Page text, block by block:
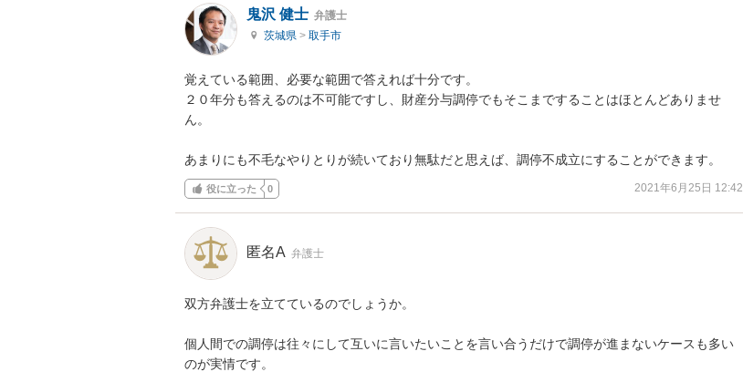
鬼沢 健士 弁護士
茨城県 > 取手市
覚えている範囲、必要な範囲で答えれば十分です。
２０年分も答えるのは不可能ですし、財産分与調停でもそこまですることはほとんどありませ
ん。
あまりにも不毛なやりとりが続いており無駄だと思えば、調停不成立にすることができます。
役に立った 0 2021年6月25日 12:42
匿名A 弁護士
双方弁護士を立てているのでしょうか。
個人間での調停は往々にして互いに言いたいことを言い合うだけで調停が進まないケースも多い
のが実情です。